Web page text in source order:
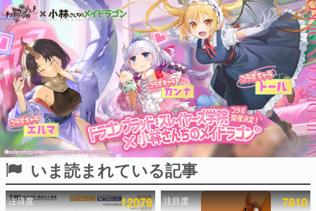
ピックアップ
電ファミのいま読まれている記事ランキング
アプリセール情報
インタビュー
連載・特集一覧
殿堂入り記事
SNS拡散数が数千以上！ ページビュー数万以上！ などな
ど。多くの人々に読まれた、電ファミ渾身の“殿堂入り”記
事をまとめました。
いま読まれている記事
注目度 12078 注目度 7810